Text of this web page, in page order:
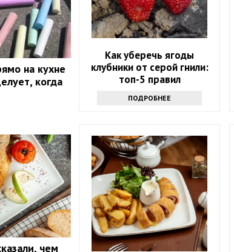
на кухне
когда
чем
Как уберечь ягоды
клубники от серой гнили:
топ-5 правил
ПОДРОБНЕЕ